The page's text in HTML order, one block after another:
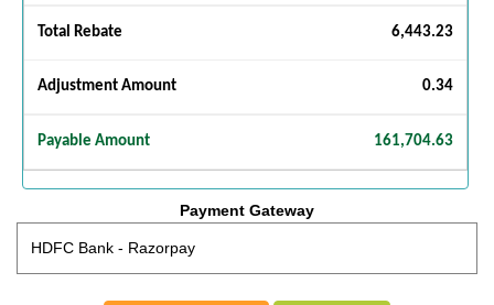
Total Rebate 6,443.23
Adjustment Amount 0.34
Payable Amount 161,704.63
Payment Gateway